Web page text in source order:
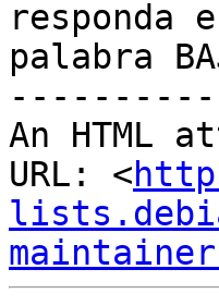
responda
palabra
An HTML
URL: <